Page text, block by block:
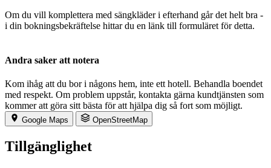
Om du vill komplettera med sängkläder i efterhand går det helt bra -
i din bokningsbekräftelse hittar du en länk till formuläret för detta.
Andra saker att notera
Kom ihåg att du bor i någons hem, inte ett hotell. Behandla boendet
med respekt. Om problem uppstår, kontakta gärna kundtjänsten som
kommer att göra sitt bästa för att hjälpa dig så fort som möjligt.
Google Maps OpenStreetMap
Tillgänglighet